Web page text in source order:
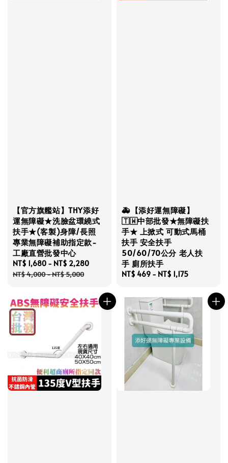
【官方旗艦站】THY添好
運無障礙★洗臉盆環繞式
扶手★(客製)身障/長照
專業無障礙補助指定款-
工廠直營批發中心
Sale
price
NT$ 1,680 - NT$ 2,280
NT$ 4,000-NT$ 5,000
🚑【添好運無障礙】
🇹🇼中部批發★無障礙扶
手★ 上掀式 可動式馬桶
扶手 安全扶手
50/60/70公分 老人扶
手 廁所扶手
Regular
NT$ 469 - NT$ 1,175